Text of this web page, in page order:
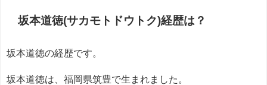
坂本道徳(サカモトドウトク)経歴は？
坂本道徳の経歴です。
坂本道徳は、福岡県筑豊で生まれました。